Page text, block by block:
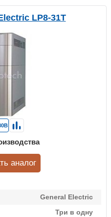
LP8-31T
General Electric
Три в одну
аналог